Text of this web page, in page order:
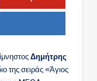
Δημήτρης
της σειράς «Άγιος